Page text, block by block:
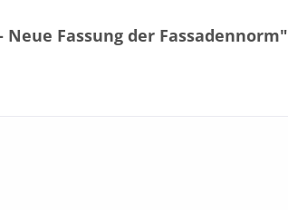
Fassung der Fassadennorm"